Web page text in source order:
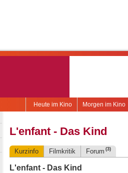
Morgen im Kino
Heute im Kino
L'enfant - Das Kind
Kurzinfo Filmkritik Forum (3)
L'enfant - Das Kind